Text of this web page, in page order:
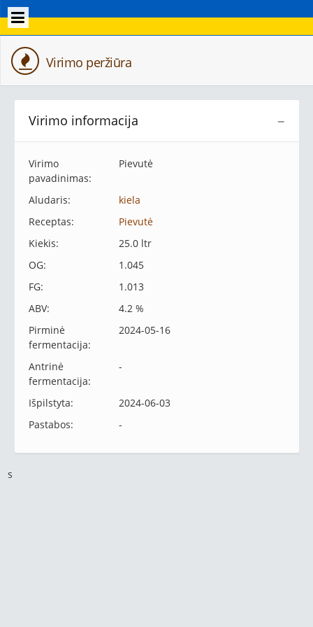
Virimo peržiūra
−
Virimo informacija
Virimo
pavadinimas:
Pievutė
Aludaris:
kiela
Receptas:
Pievutė
Kiekis:
25.0 ltr
OG:
1.045
FG:
1.013
ABV:
4.2 %
Pirminė
fermentacija:
2024-05-16
Antrinė
fermentacija:
-
Išpilstyta:
2024-06-03
Pastabos:
-
s